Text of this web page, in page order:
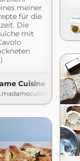
meiner
für die
Die
mit
Cuisine